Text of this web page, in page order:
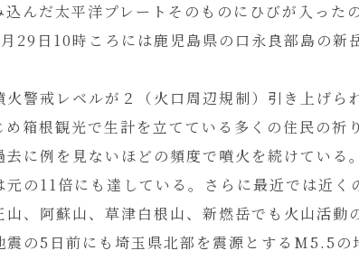
んだ太平洋プレートそのものにひびが入った
29日10時ころには鹿児島県の口永良部島の
火警戒レベルが２（火口周辺規制）引き上げ
箱根観光で生計を立てている多くの住民の祈
去に例を見ないほどの頻度で噴火を続けてい
元の11倍にも達している。さらに最近では近
、阿蘇山、草津白根山、新燃岳でも火山活動
震の5日前にも埼玉県北部を震源とするM5.5